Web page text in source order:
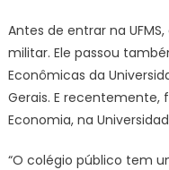
Antes de entrar na
militar. Ele passou
Econômicas da
Gerais. E
Economia, na
“O colégio público tem